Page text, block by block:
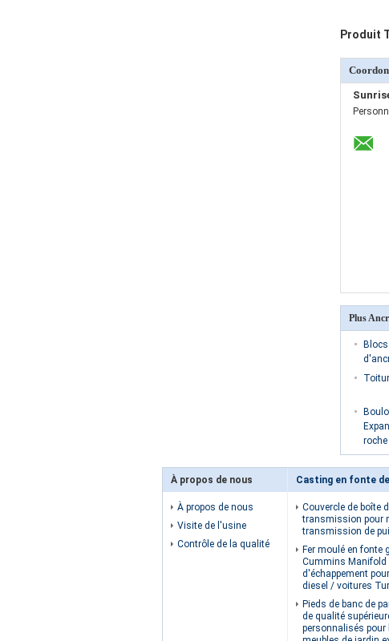
Produit
Plus
roche
À propos de nous
À propos de nous
Visite de l'usine
Contrôle de la qualité
Casting en fonte
Couvercle de boîte
transmission pour
transmission de
Fer moulé en fonte
Cummins Manifold
d'échappement
diesel / voitures
Pieds de banc de
de qualité
personnalisés pour